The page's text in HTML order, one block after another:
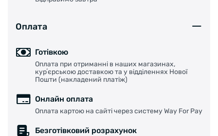
Оплата
Готівкою
Оплата при отриманні в наших магазинах,
курʼєрською доставкою та у відділеннях Нової
Пошти (накладений платіж)
Онлайн оплата
Оплата картою на сайті через систему Way For Pay
Безготівковий розрахунок